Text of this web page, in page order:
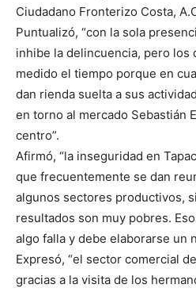
Ciudadano Fronterizo Costa,
Puntualizó, “con la sola
inhibe la delincuencia, pero los
medido el tiempo porque en
dan rienda suelta a sus
en torno al mercado Sebastián
centro”.
Afirmó, “la inseguridad en
que frecuentemente se dan
algunos sectores productivos,
resultados son muy pobres.
algo falla y debe elaborarse un
Expresó, “el sector comercial
gracias a la visita de los